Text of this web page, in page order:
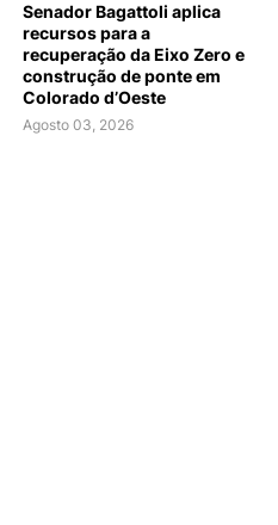
Senador Bagattoli aplica
recursos para a
recuperação da Eixo Zero e
construção de ponte em
Colorado d’Oeste
Agosto 03, 2026